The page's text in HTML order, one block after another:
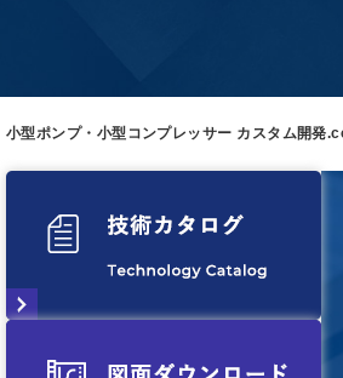
小型ポンプ・小型コンプレッサー カスタム開発